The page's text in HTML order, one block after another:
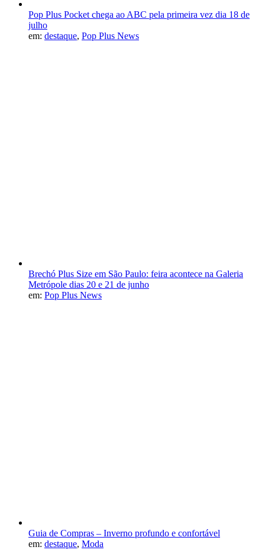
Pop Plus Pocket chega ao ABC pela primeira vez dia 18 de
julho
em: destaque, Pop Plus News
Brechó Plus Size em São Paulo: feira acontece na Galeria
Metrópole dias 20 e 21 de junho
em: Pop Plus News
Guia de Compras – Inverno profundo e confortável
em: destaque, Moda